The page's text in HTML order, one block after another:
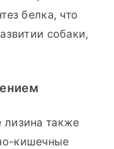
белка, что
собаки,
лизина также
кишечные